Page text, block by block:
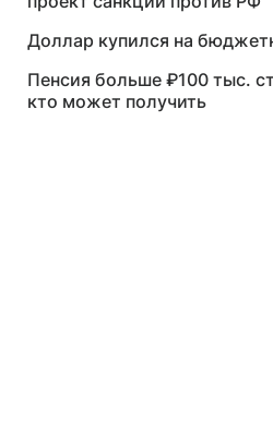
Доллар купился на
Пенсия больше ₽100 тыс.
кто может получить